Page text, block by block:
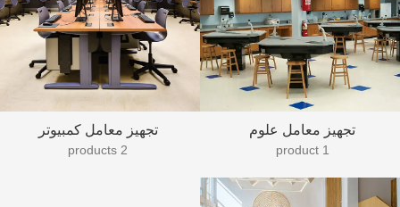
تجهيز معامل علوم
1 product
تجهيز معامل كمبيوتر
2 products